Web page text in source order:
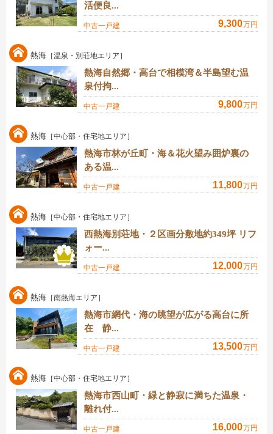
活便良...
中古一戸建 9,300万円
熱海 ［温泉・別荘地エリア］
熱海自然郷・高台で相模湾＆半島望む温
泉付拘...
中古一戸建 9,800万円
熱海 ［中心部・住宅地エリア］
熱海市林が丘町・海＆花火望み囲炉裏の
ある温...
中古一戸建 11,800万円
熱海 ［中心部・住宅地エリア］
西熱海別荘地・２区画分敷地約349坪 リフ
ォー...
中古一戸建 12,000万円
熱海 ［南熱海エリア］
熱海市網代・海の眺望が広がる高台に所
在 静...
中古一戸建 13,500万円
熱海 ［中心部・住宅地エリア］
熱海市西山町・緑と静寂に満ちた温泉・
離れ付...
中古一戸建 16,000万円